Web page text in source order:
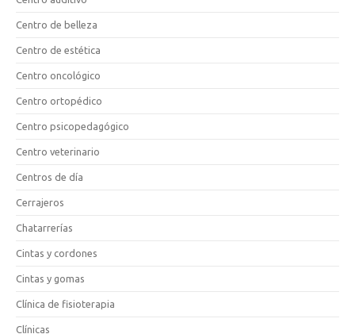
Centro de belleza
Centro de estética
Centro oncológico
Centro ortopédico
Centro psicopedagógico
Centro veterinario
Centros de día
Cerrajeros
Chatarrerías
Cintas y cordones
Cintas y gomas
Clínica de fisioterapia
Clínicas